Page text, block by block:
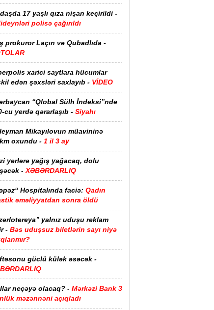
17 yaşlı qıza nişan keçirildi -
polisə çağırıldı
prokuror Laçın və Qubadlıda -
xarici saytlara hücumlar
edən şəxsləri saxlayıb - VİDEO
“Qlobal Sülh İndeksi”ndə
cu yerdə qərarlaşıb - Siyahı
Mikayılovun müavininə
oxundu - 1 il 3 ay
yerlərə yağış yağacaq, dolu
- XƏBƏRDARLIQ
Hospitalında faciə: Qadın
əməliyyatdan sonra öldü
yalnız uduşu reklam
- Bəs uduşsuz biletlərin sayı niyə
güclü külək əsəcək -
neçəyə olacaq? - Mərkəzi Bank 3
məzənnəni açıqladı